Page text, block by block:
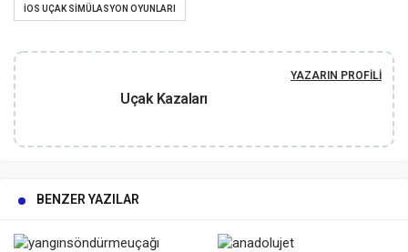
İOS UÇAK SIMÜLASYON OYUNLARI
Uçak Kazaları
YAZARIN PROFILI
BENZER YAZILAR